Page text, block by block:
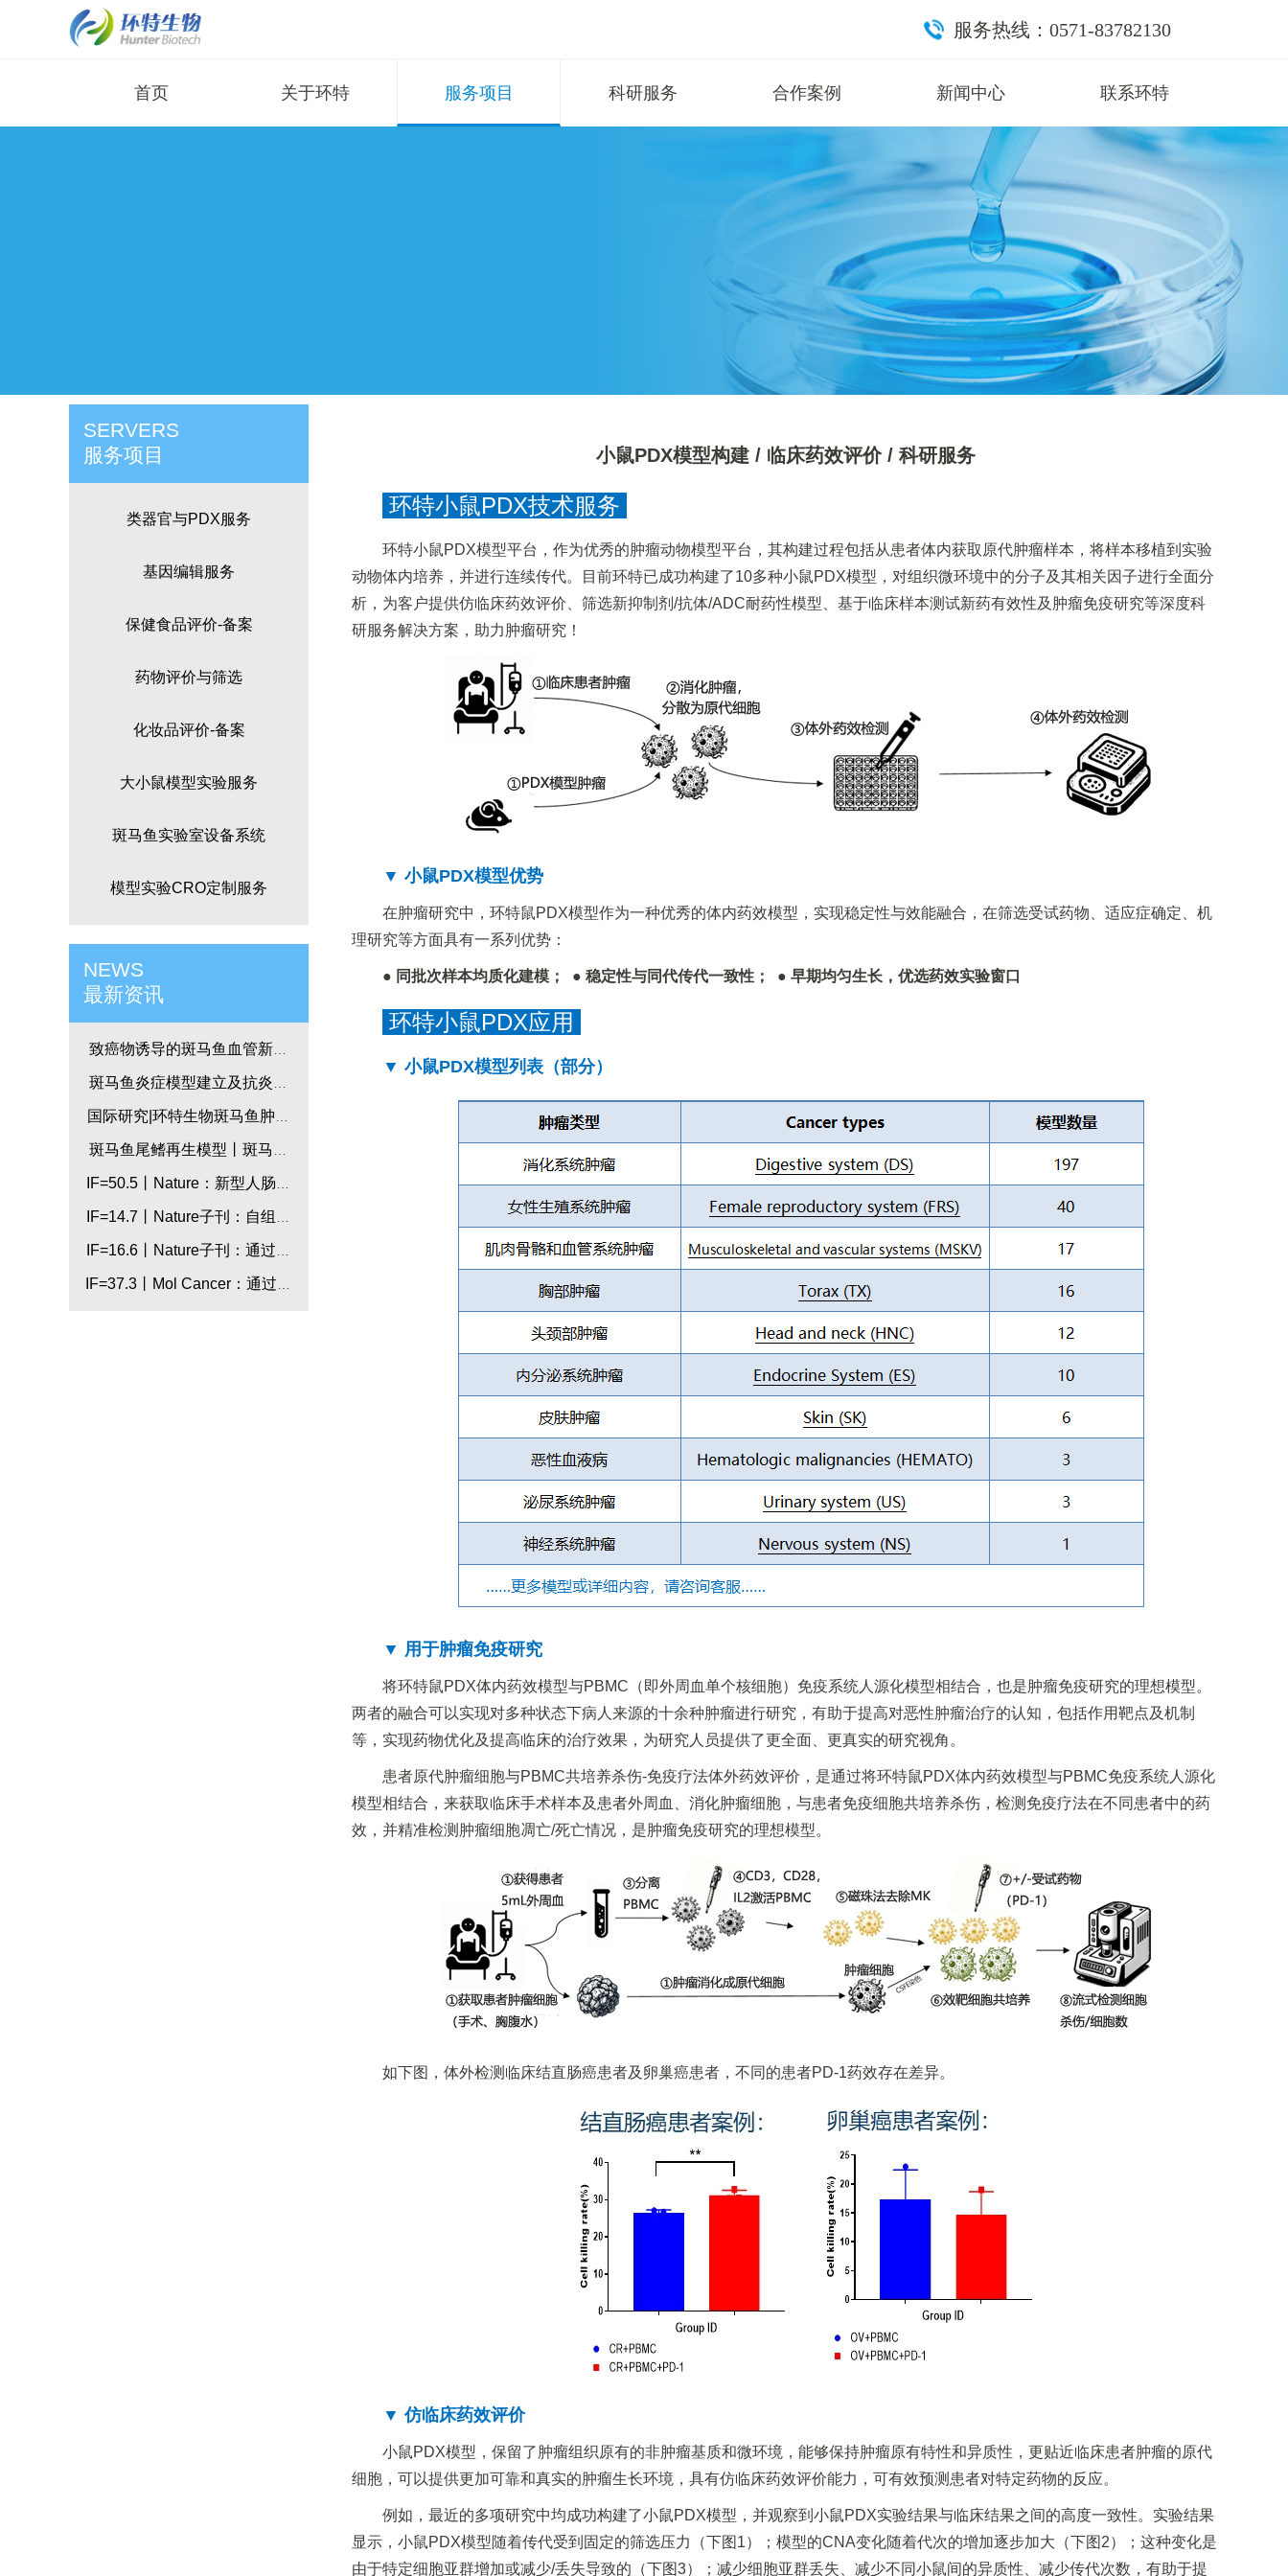
服务热线：0571-83782130
首页 关于环特 服务项目 科研服务 合作案例 新闻中心 联系环特
SERVERS
服务项目
类器官与PDX服务
基因编辑服务
保健食品评价-备案
药物评价与筛选
化妆品评价-备案
大小鼠模型实验服务
斑马鱼实验室设备系统
模型实验CRO定制服务
NEWS
最新资讯
致癌物诱导的斑马鱼血管新生
模型
斑马鱼炎症模型建立及抗炎药
物开发_国际研究
国际研究|环特生物斑马鱼肿瘤
模型研究-斑马鱼小儿肿瘤模型
斑马鱼尾鳍再生模型丨斑马鱼
技术应用丨国际研究
IF=50.5丨Nature：新型人肠道
类器官模型助力炎症性疾病研
IF=14.7丨Nature子刊：自组装
人类心脏类器官用于心脏发育
IF=16.6丨Nature子刊：通过斑
马鱼及比较转录组学研究，鉴
IF=37.3丨Mol Cancer：通过斑
小鼠PDX模型构建 / 临床药效评价 / 科研服务
环特小鼠PDX技术服务
环特小鼠PDX模型平台，作为优秀的肿瘤动物模型平台，其构建过程包括从患者体内获取原代肿瘤样本，将样本移植到实验
动物体内培养，并进行连续传代。目前环特已成功构建了10多种小鼠PDX模型，对组织微环境中的分子及其相关因子进行全面分
析，为客户提供仿临床药效评价、筛选新抑制剂/抗体/ADC耐药性模型、基于临床样本测试新药有效性及肿瘤免疫研究等深度科
研服务解决方案，助力肿瘤研究！
▼ 小鼠PDX模型优势
在肿瘤研究中，环特鼠PDX模型作为一种优秀的体内药效模型，实现稳定性与效能融合，在筛选受试药物、适应症确定、机
理研究等方面具有一系列优势：
● 同批次样本均质化建模； ● 稳定性与同代传代一致性； ● 早期均匀生长，优选药效实验窗口
环特小鼠PDX应用
▼ 小鼠PDX模型列表（部分）
▼ 用于肿瘤免疫研究
将环特鼠PDX体内药效模型与PBMC（即外周血单个核细胞）免疫系统人源化模型相结合，也是肿瘤免疫研究的理想模型。
两者的融合可以实现对多种状态下病人来源的十余种肿瘤进行研究，有助于提高对恶性肿瘤治疗的认知，包括作用靶点及机制
等，实现药物优化及提高临床的治疗效果，为研究人员提供了更全面、更真实的研究视角。
患者原代肿瘤细胞与PBMC共培养杀伤-免疫疗法体外药效评价，是通过将环特鼠PDX体内药效模型与PBMC免疫系统人源化
模型相结合，来获取临床手术样本及患者外周血、消化肿瘤细胞，与患者免疫细胞共培养杀伤，检测免疫疗法在不同患者中的药
效，并精准检测肿瘤细胞凋亡/死亡情况，是肿瘤免疫研究的理想模型。
如下图，体外检测临床结直肠癌患者及卵巢癌患者，不同的患者PD-1药效存在差异。
▼ 仿临床药效评价
小鼠PDX模型，保留了肿瘤组织原有的非肿瘤基质和微环境，能够保持肿瘤原有特性和异质性，更贴近临床患者肿瘤的原代
细胞，可以提供更加可靠和真实的肿瘤生长环境，具有仿临床药效评价能力，可有效预测患者对特定药物的反应。
例如，最近的多项研究中均成功构建了小鼠PDX模型，并观察到小鼠PDX实验结果与临床结果之间的高度一致性。实验结果
显示，小鼠PDX模型随着传代受到固定的筛选压力（下图1）；模型的CNA变化随着代次的增加逐步加大（下图2）；这种变化是
由于特定细胞亚群增加或减少/丢失导致的（下图3）；减少细胞亚群丢失、减少不同小鼠间的异质性、减少传代次数，有助于提